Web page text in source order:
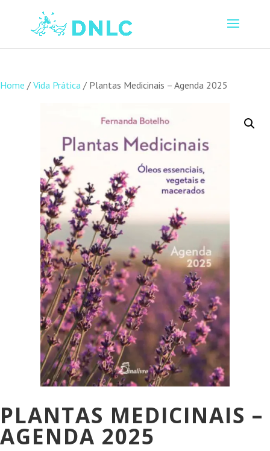
Home / Vida Prática / Plantas Medicinais – Agenda 2025
PLANTAS MEDICINAIS –
AGENDA 2025